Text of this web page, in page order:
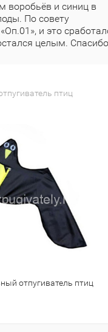
воробьёв и синиц в
По совету
и это
целым.
птиц
отпугиватель птиц